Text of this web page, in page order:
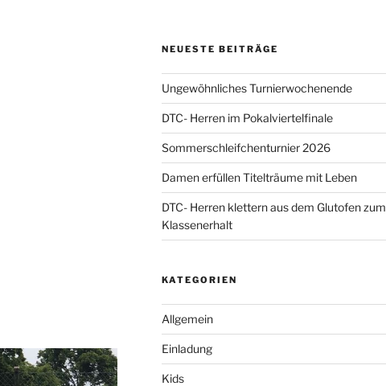
NEUESTE BEITRÄGE
Ungewöhnliches Turnierwochenende
DTC- Herren im Pokalviertelfinale
Sommerschleifchenturnier 2026
Damen erfüllen Titelträume mit Leben
DTC- Herren klettern aus dem Glutofen zum
Klassenerhalt
KATEGORIEN
Allgemein
Einladung
Kids